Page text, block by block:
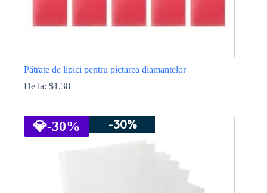
Pătrate de lipici pentru pictarea diamantelor
De la: $1.38
are
mai
💎-30% -30%